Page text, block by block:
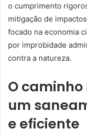
o cumprimento
mitigação de
focado na economia
por improbidade
contra a natureza.
O
um
e eficiente